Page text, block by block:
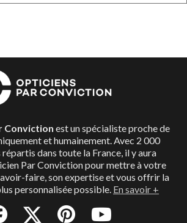
Conviction est un spécialiste proche de
et humainement. Avec 2 000
dans toute la France, il y aura
Par Conviction pour mettre à votre
faire, son expertise et vous offrir la
personnalisée possible. En savoir +